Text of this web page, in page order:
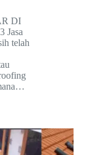
DI
Jasa
telah